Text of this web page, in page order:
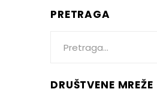
PRETRAGA
DRUŠTVENE MREŽE